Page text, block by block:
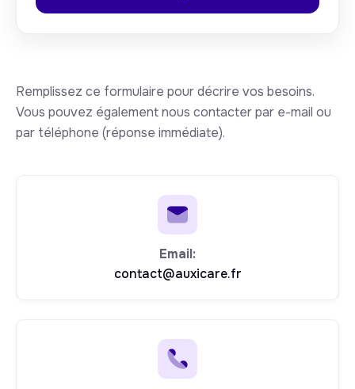
Remplissez ce formulaire pour décrire vos besoins.
Vous pouvez également nous contacter par e-mail ou
par téléphone (réponse immédiate).
Email:
contact@auxicare.fr